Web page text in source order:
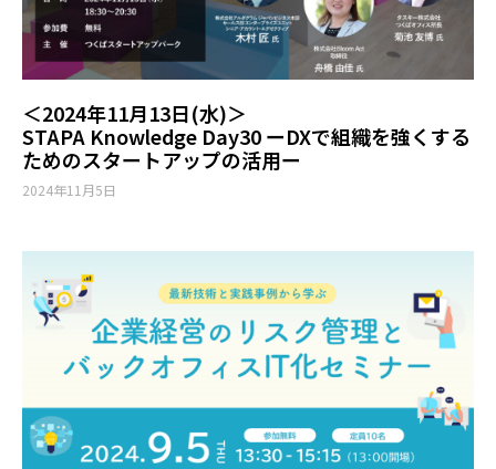
＜2024年11月13日(水)＞
STAPA Knowledge Day30 ーDXで組織を強くする
ためのスタートアップの活用ー
2024年11月5日